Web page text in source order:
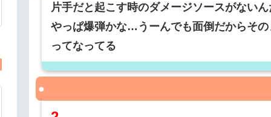
片手だと起こす時のダメージソースがない
やっぱ爆弾かな…うーんでも面倒だからそ
ってなってる